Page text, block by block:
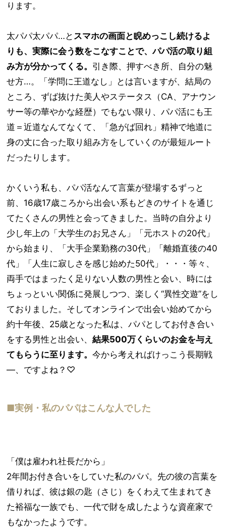
ります。
太パパ太パパ…と スマホの画面と睨めっこし続けるよ
りも、実際に会う数をこなすことで、パパ活の取り組
み方が分かってくる。 引き際、押すべき所、自分の魅
せ方…。「学問に王道なし」とは言いますが、結局の
ところ、ずば抜けた美人やステータス（CA、アナウン
サー等の華やかな経歴）でもない限り、パパ活にも王
道＝近道なんてなくて、「急がば回れ」精神で地道に
身の丈に合った取り組み方をしていくのが最短ルート
だったりします。
かくいう私も、パパ活なんて言葉が登場するずっと
前、16歳17歳ころから出会い系もどきのサイトを通じ
てたくさんの男性と会ってきました。当時の自分より
少し年上の「大学生のお兄さん」「元ホストの20代」
から始まり、「大手企業勤務の30代」「離婚直後の40
代」「人生に寂しさを感じ始めた50代」・・・等々、
両手ではまったく足りない人数の男性と会い、時には
ちょっといい関係に発展しつつ、楽しく“異性交遊”をし
ておりました。そしてオンラインで出会い始めてから
約十年後、25歳となった私は、パパとしてお付き合い
をする男性と出会い、結果500万くらいのお金を与え
てもらうに至ります。今から考えればけっこう長期戦
―、ですよね？♡
■実例・私のパパはこんな人でした
「僕は雇われ社長だから」
2年間お付き合いをしていた私のパパ。先の彼の言葉を
借りれば、彼は銀の匙（さじ）をくわえて生まれてき
た裕福な一族でも、一代で財を成したような資産家で
もなかったようです。